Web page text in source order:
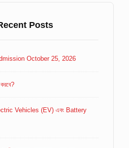
Posts
October 25, 2026
Vehicles (EV) এবং Battery